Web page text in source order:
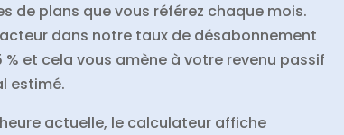
de plans que vous référez chaque mois.
dans notre taux de désabonnement
% et cela vous amène à votre revenu passif
estimé.
actuelle, le calculateur affiche